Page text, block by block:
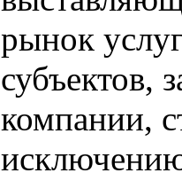
рынок
субъектов,
компании,